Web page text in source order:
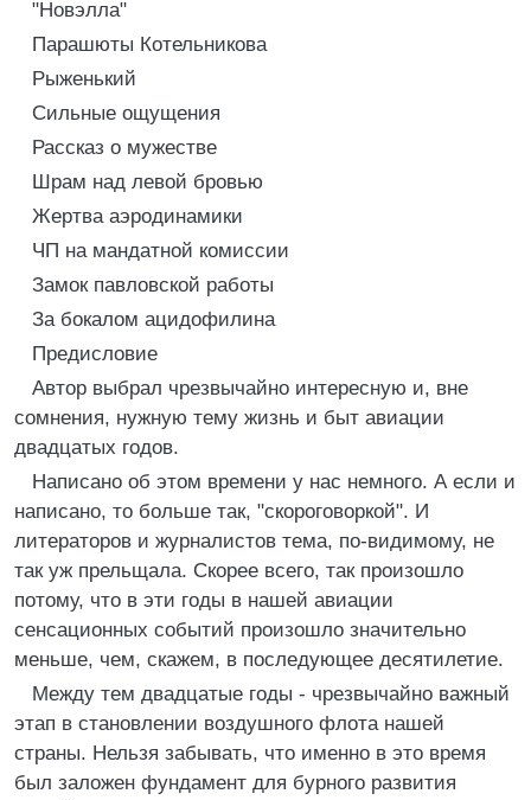
"Новэлла"
Парашюты Котельникова
Рыженький
Сильные ощущения
Рассказ о мужестве
Шрам над левой бровью
Жертва аэродинамики
ЧП на мандатной комиссии
Замок павловской работы
За бокалом ацидофилина
Предисловие
Автор выбрал чрезвычайно интересную и, вне
сомнения, нужную тему жизнь и быт авиации
двадцатых годов.
Написано об этом времени у нас немного. А если и
написано, то больше так, "скороговоркой". И
литераторов и журналистов тема, по-видимому, не
так уж прельщала. Скорее всего, так произошло
потому, что в эти годы в нашей авиации
сенсационных событий произошло значительно
меньше, чем, скажем, в последующее десятилетие.
Между тем двадцатые годы - чрезвычайно важный
этап в становлении воздушного флота нашей
страны. Нельзя забывать, что именно в это время
был заложен фундамент для бурного развития